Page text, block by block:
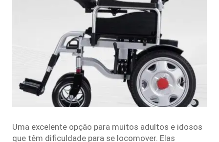
Uma excelente opção para muitos adultos e idosos
que têm dificuldade para se locomover. Elas